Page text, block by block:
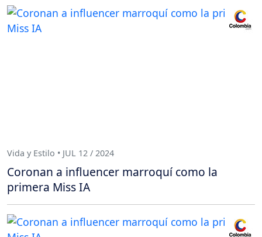
Vida y Estilo • JUL 12 / 2024
Coronan a influencer marroquí como la
primera Miss IA